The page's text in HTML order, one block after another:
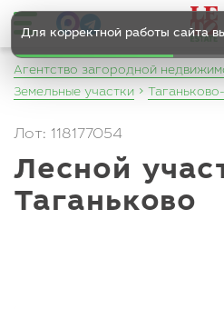
Для корректной работы сайта
Агентство загородной
Земельные участки
Лот: 118177054
Лесной участок в
Таганьково